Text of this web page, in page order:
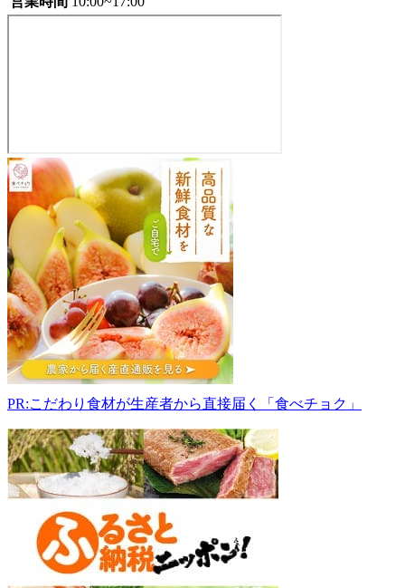
農
産
物
直
売
所
584-
0052
大
阪
府
富
田
林
市
佐
備
17:00
PR:こだわり食材が生産者から直接届く「食べチョク」